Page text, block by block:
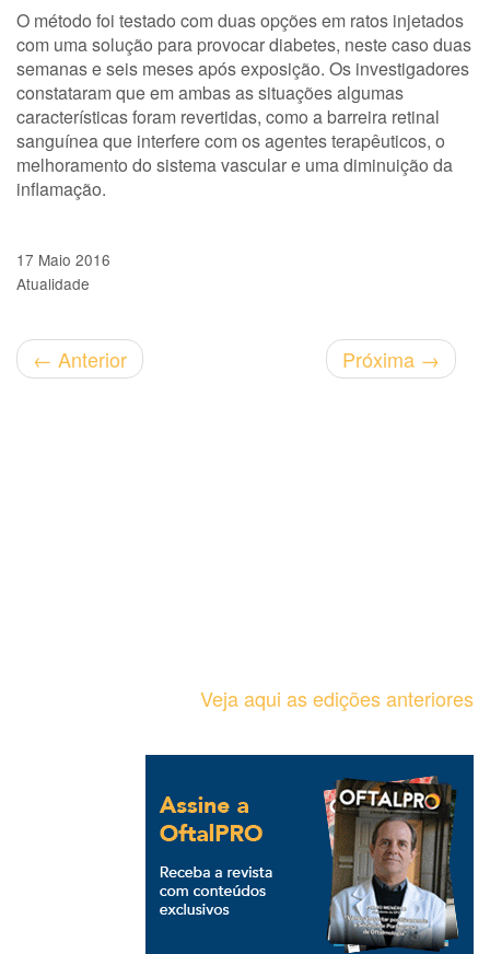
O método foi testado com duas opções em ratos injetados
com uma solução para provocar diabetes, neste caso duas
semanas e seis meses após exposição. Os investigadores
constataram que em ambas as situações algumas
características foram revertidas, como a barreira retinal
sanguínea que interfere com os agentes terapêuticos, o
melhoramento do sistema vascular e uma diminuição da
inflamação.
17 Maio 2016
Atualidade
← Anterior Próxima →
Veja aqui as edições anteriores